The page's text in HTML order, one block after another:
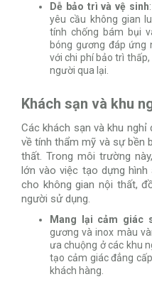
Dễ bảo trì và vệ sinh
yêu cầu không gian
tính chống bám bụi
bóng gương đáp ứng
với chi phí bảo trì
người qua lại.
Khách sạn và khu
Các khách sạn và khu
về tính thẩm mỹ và sự bền
thất. Trong môi trường
lớn vào việc tạo dựng hình
cho không gian nội thất,
người sử dụng.
Mang lại cảm giác
gương và inox màu
ưa chuộng ở các khu
tạo cảm giác đẳng
khách hàng.